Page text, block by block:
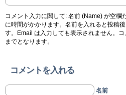
コメント入力に関して: 名前 (Name) が空欄
に時間がかかります。名前を入れると投稿
す。Email は入力しても表示されません。コ
までとなります。
コメントを入れる
名前